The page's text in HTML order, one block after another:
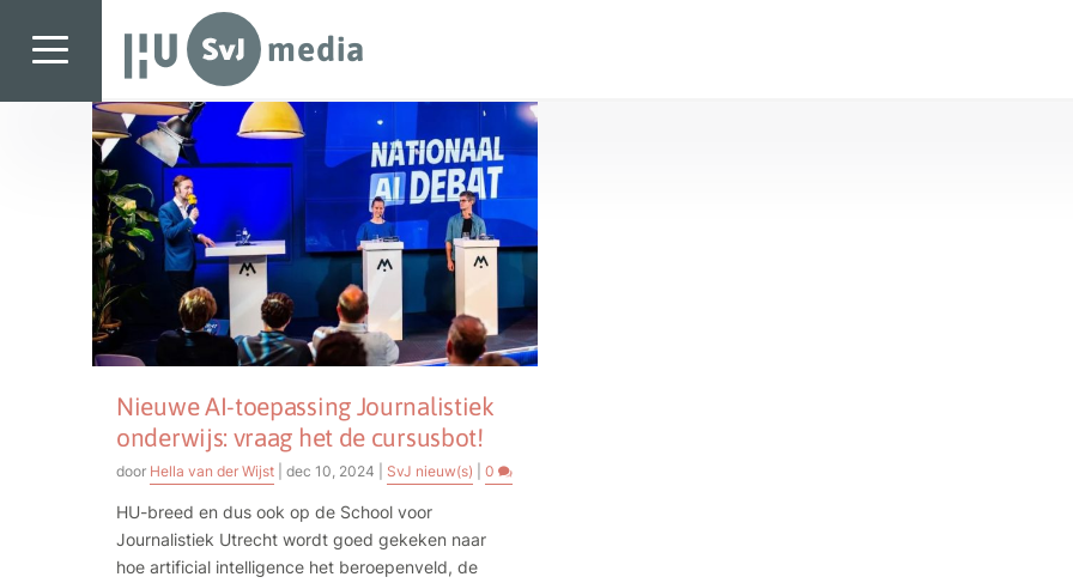
SvJ media
Tag:cursusbot
Nieuwe AI-toepassing Journalistiek
onderwijs: vraag het de cursusbot!
door Hella van der Wijst dec 10, 2024 SvJ nieuw(s) 0
HU-breed en dus ook op de School voor
Journalistiek Utrecht wordt goed gekeken naar
hoe artificial intelligence het beroepenveld, de
SvJ media
Landelijk
Regionaal
Specials & International
In de praktijk
Introductiefestival
Agenda & Vacatures